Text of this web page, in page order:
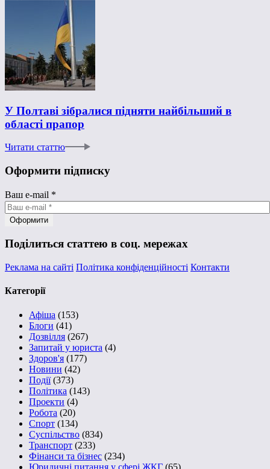
У Полтаві зібралися підняти найбільший в
області прапор
Читати статтю
Оформити підписку
Ваш e-mail *
Поділиться статтею в соц. мережах
Реклама на сайті Політика конфіденційності Контакти
Категорії
Афіша (153)
Блоги (41)
Дозвілля (267)
Запитай у юриста (4)
Здоров'я (177)
Новини (42)
Події(373)
Політика (143)
Проекти (4)
Робота (20)
Спорт (134)
Суспільство (834)
Транспорт (233)
Фінанси та бізнес (234)
Юридичні питання у сфері ЖКГ (65)